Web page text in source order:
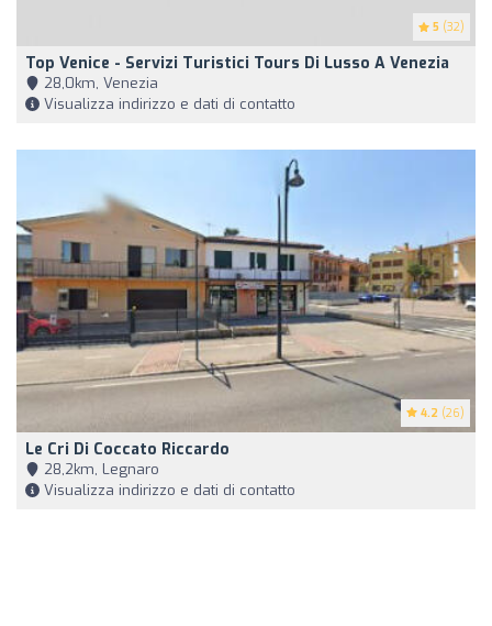
5 (32)
Top Venice - Servizi Turistici Tours Di Lusso A Venezia
28,0km, Venezia
Visualizza indirizzo e dati di contatto
4.2 (26)
Le Cri Di Coccato Riccardo
28,2km, Legnaro
Visualizza indirizzo e dati di contatto